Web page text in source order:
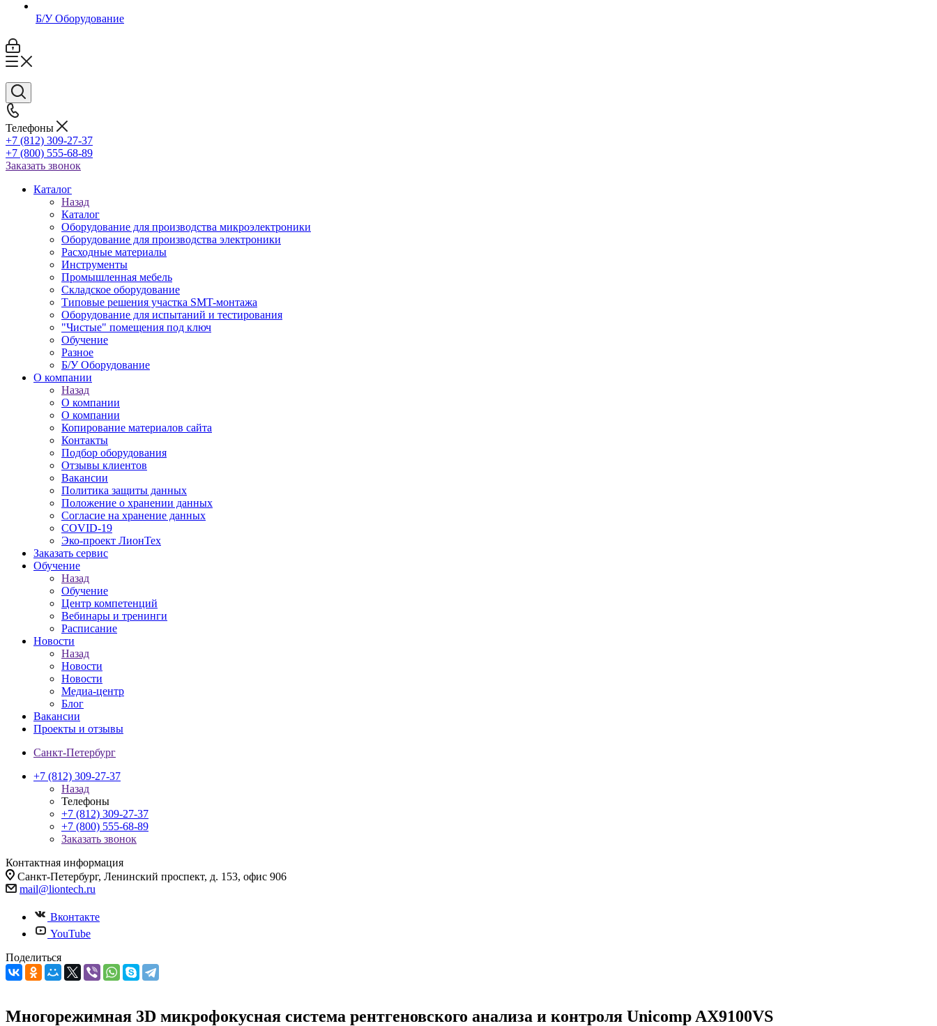
Б/У Оборудование
Телефоны
+7 (812) 309-27-37
+7 (800) 555-68-89
Заказать звонок
Каталог
Назад
Каталог
Оборудование для производства микроэлектроники
Оборудование для производства электроники
Расходные материалы
Инструменты
Промышленная мебель
Складское оборудование
Типовые решения участка SMT-монтажа
Оборудование для испытаний и тестирования
"Чистые" помещения под ключ
Обучение
Разное
Б/У Оборудование
О компании
Назад
О компании
О компании
Копирование материалов сайта
Контакты
Подбор оборудования
Отзывы клиентов
Вакансии
Политика защиты данных
Положение о хранении данных
Согласие на хранение данных
COVID-19
Эко-проект ЛионТех
Заказать сервис
Обучение
Назад
Обучение
Центр компетенций
Вебинары и тренинги
Расписание
Новости
Назад
Новости
Новости
Медиа-центр
Блог
Вакансии
Проекты и отзывы
Санкт-Петербург
+7 (812) 309-27-37
Назад
Телефоны
+7 (812) 309-27-37
+7 (800) 555-68-89
Заказать звонок
Контактная информация
Санкт-Петербург, Ленинский проспект, д. 153, офис 906
mail@liontech.ru
Вконтакте
YouTube
Поделиться
Многорежимная 3D микрофокусная система рентгеновского анализа и контроля Unicomp AX9100VS